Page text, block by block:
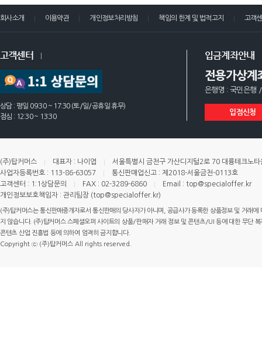
회사소개 이용약관 개인정보처리방침 책임의 한계 및 법적고지 고객
고객센터
상담 : 평일 09:30 ~ 17:30 (토/일/공휴일 휴무)
점심 : 12:30 ~ 13:30
입금계좌안내
전용가상계
은행명 : 국민은행
입점신청
(주)탑커머스 대표자 : 나이엽
서울특별시 금천구 가산디지털2로 70 대륭테크노
사업자등록번호 : 113-86-63057
통신판매업신고 : 제2018-서울금천-0113호
고객센터 : 1:1상담문의
FAX : 02-3289-6860
Email : top@specialoffer.kr
개인정보보호책임자 : 관리팀장 (top@specialoffer.kr)
(주)탑커머스는 통신판매중개자로서 통신판매의 당사자가 아니며, 공급사가 등록한 상품정보 및 거래
지 않습니다. (주)탑커머스 스페셜오퍼 사이트의 상품/판매자 거래 정보 및 콘텐츠/UI 등에 대한 무단
콘텐츠 산업 진흥법 등에 의하여 엄격히 금지합니다.
Copyright ⓒ (주)탑커머스 All rights reserved.